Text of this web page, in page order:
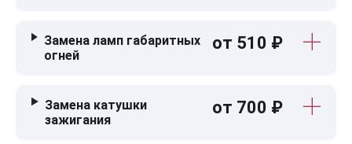
Замена ламп габаритных
огней
от 510 ₽
Замена катушки
зажигания
от 700 ₽